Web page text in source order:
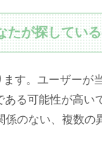
たが探してい
す。ユーザーが
る可能性が高い
のない、複数の